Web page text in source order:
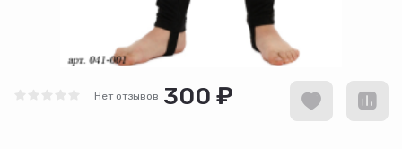
Нет отзывов 300 ₽